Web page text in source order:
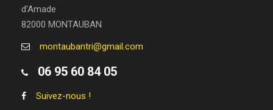
d'Amade
82000 MONTAUBAN
montaubantri@gmail.com
06 95 60 84 05
Suivez-nous !